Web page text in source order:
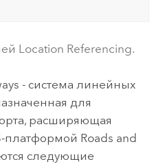
Location Referencing.
- система линейных
для
расширяющая
платформой Roads and
следующие